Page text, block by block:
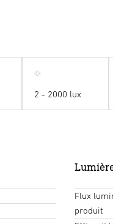
2 - 2000 lux
Flux
produit